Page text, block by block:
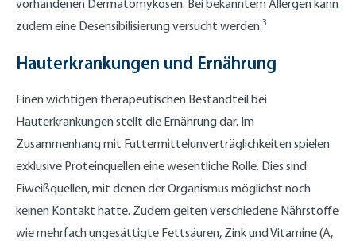
vorhandenen Dermatomykosen. Bei bekanntem Allergen kann
zudem eine Desensibilisierung versucht werden.3
Hauterkrankungen und Ernährung
Einen wichtigen therapeutischen Bestandteil bei
Hauterkrankungen stellt die Ernährung dar. Im
Zusammenhang mit Futtermittelunverträglichkeiten spielen
exklusive Proteinquellen eine wesentliche Rolle. Dies sind
Eiweißquellen, mit denen der Organismus möglichst noch
keinen Kontakt hatte. Zudem gelten verschiedene Nährstoffe
wie mehrfach ungesättigte Fettsäuren, Zink und Vitamine (A,